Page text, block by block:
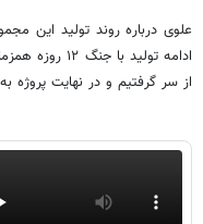
علوی درباره روند تولید این
ادامه تولید
از سر گرفتیم و در نهایت پروژه